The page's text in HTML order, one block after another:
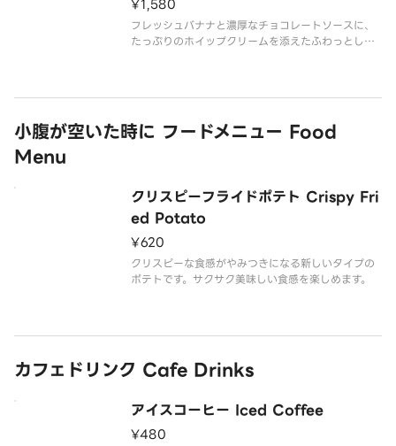
【素材】
ス
¥1,580
フレッシュバナナと濃厚なチョコレートソースに、
たっぷりのホイップクリームを添えたふわっとしっ
【素材】
スフレパンケーキ（直径約8cm）2個
小腹が空いた時に フードメニュー Food
Menu
クリスピーフライドポテト Crispy Fri
ed Potato
¥620
クリスピーな食感がやみつきになる新しいタイプの
ポテトです。サクサク美味しい食感を楽しめます。
カフェドリンク Cafe Drinks
アイスコーヒー Iced Coffee
¥480